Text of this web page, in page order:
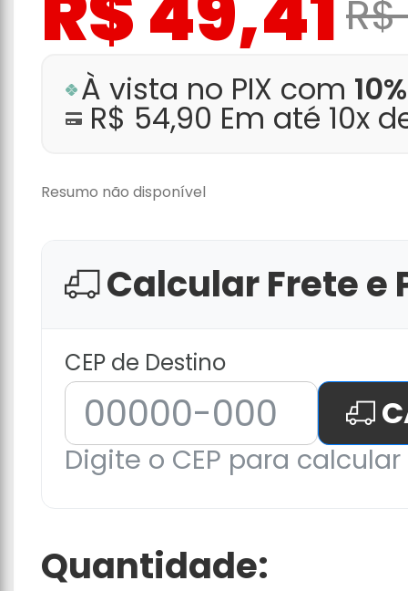
À vista no PIX com
R$ 54,90 Em até 10x
Resumo não disponível
Calcular Frete e
CEP de Destino
Digite o CEP para
Quantidade: